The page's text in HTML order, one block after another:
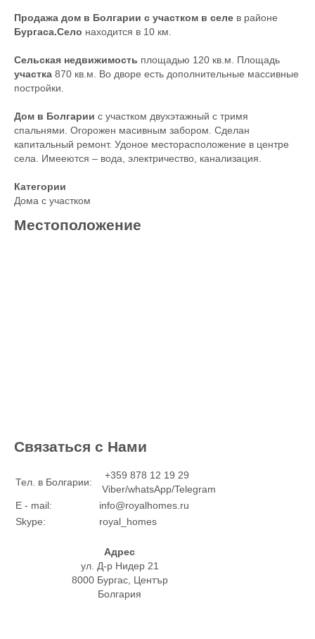
Продажа дом в Болгарии с участком в селе в районе
Бургаса.Село находится в 10 км.
Сельская недвижимость площадью 120 кв.м. Площадь
участка 870 кв.м. Во дворе есть дополнительные массивные
постройки.
Дом в Болгарии с участком двухэтажный с тримя
спальнями. Огорожен масивным забором. Сделан
капитальный ремонт. Удоное месторасположение в центре
села. Имееются – вода, электричество, канализация.
Категории
Дома с участком
Местоположение
Связаться с Нами
Тел. в Болгарии:
+359 878 12 19 29
Viber/whatsApp/Telegram
E - mail:
info@royalhomes.ru
Skype:
royal_homes
Адрес
ул. Д-р Нидер 21
8000 Бургас, Център
Болгария